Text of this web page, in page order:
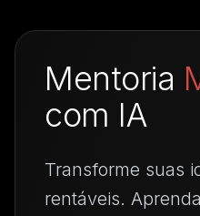
Mentoria
com IA
Transforme suas
rentáveis.